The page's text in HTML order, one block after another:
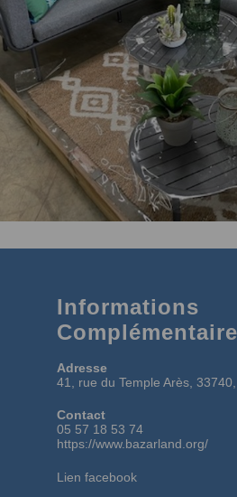
Informations
Adresse
41, rue du Temple Arès,
Contact
05 57 18 53 74
https://www.bazarland.org/
Lien facebook